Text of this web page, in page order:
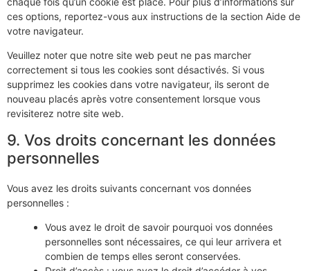
ces options, reportez-vous aux instructions de la section Aide de
votre navigateur.
Veuillez noter que notre site web peut ne pas marcher
correctement si tous les cookies sont désactivés. Si vous
supprimez les cookies dans votre navigateur, ils seront de
nouveau placés après votre consentement lorsque vous
revisiterez notre site web.
9. Vos droits concernant les données
personnelles
Vous avez les droits suivants concernant vos données
personnelles :
Vous avez le droit de savoir pourquoi vos données
personnelles sont nécessaires, ce qui leur arrivera et
combien de temps elles seront conservées.